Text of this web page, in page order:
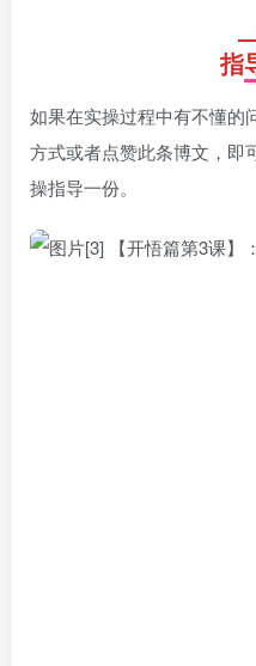
指
如果在实操过程中有不懂的
方式或者点赞此条博文，即
操指导一份。